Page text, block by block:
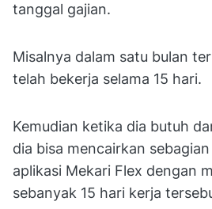
tanggal gajian.
Misalnya dalam satu bulan
telah bekerja selama 15 hari.
Kemudian ketika dia butuh
dia bisa mencairkan
aplikasi Mekari Flex dengan
sebanyak 15 hari kerja